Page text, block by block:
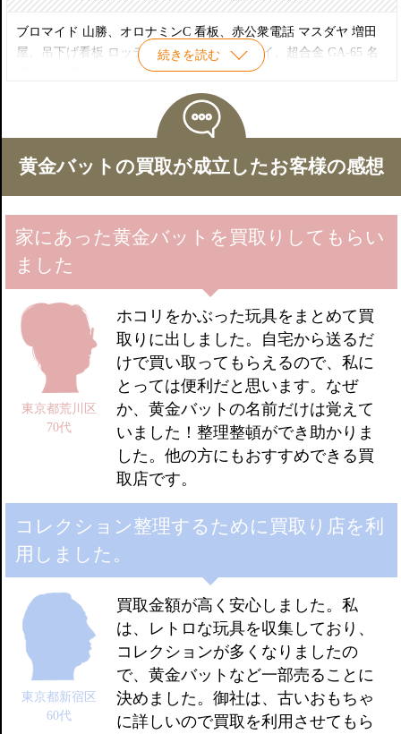
ボート ブリキ 三浦商事
電車回り ブリキ 米澤 ヨネザワ
続きを読む
ブロマイド 山勝、オロナミンC 看板、赤公衆電話 マスダヤ 増田
屋、吊下げ看板 ロッテ、プラモデル 旧イマイ、超合金 GA-65 名
作シリーズ ポピー、元祖東洋英雄・黄金バット キット ボークス
黄金バットの買取が成立したお客様の感想
家にあった黄金バットを買取りしてもらい
ました
東京都荒川区
70代
ホコリをかぶった玩具をまとめて買
取りに出しました。自宅から送るだ
けで買い取ってもらえるので、私に
とっては便利だと思います。なぜ
か、黄金バットの名前だけは覚えて
いました！整理整頓ができ助かりま
した。他の方にもおすすめできる買
取店です。
コレクション整理するために買取り店を利
用しました。
東京都新宿区
60代
買取金額が高く安心しました。私
は、レトロな玩具を収集しており、
コレクションが多くなりましたの
で、黄金バットなど一部売ることに
決めました。御社は、古いおもちゃ
に詳しいので買取を利用させてもら